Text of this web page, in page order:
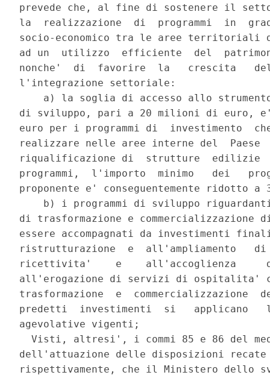
prevede che, al fine di sostenere il
la  realizzazione  di  programmi  in
socio-economico tra le aree territoriali
ad un  utilizzo  efficiente  del
nonche'  di  favorire  la   crescita
l'integrazione settoriale:
a) la soglia di accesso allo
di sviluppo, pari a 20 milioni di euro,
euro per i programmi di  investimento
realizzare nelle aree interne del
riqualificazione di  strutture  edilizie
programmi,  l'importo  minimo   dei
proponente e' conseguentemente
b) i programmi di sviluppo
di trasformazione e
essere accompagnati da investimenti
ristrutturazione  e  all'ampliamento
ricettivita'    e    all'accoglienza
all'erogazione di servizi di
trasformazione  e
predetti  investimenti  si   applicano
agevolative vigenti;
Visti, altresi', i commi 85 e 86 del
dell'attuazione delle disposizioni recate
rispettivamente, che il Ministero dello